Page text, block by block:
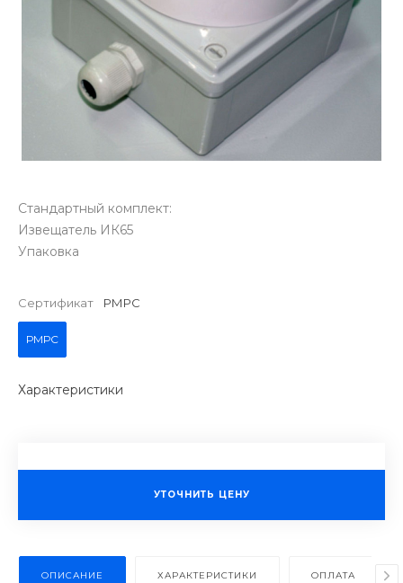
Стандартный комплект:
Извещатель ИК65
Упаковка
Сертификат РМРС
РМРС
Характеристики
УТОЧНИТЬ ЦЕНУ
ОПИСАНИЕ ХАРАКТЕРИСТИКИ ОПЛАТА